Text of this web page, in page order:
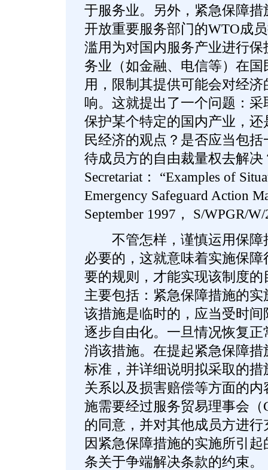
于服务业。另外，紧急保障
开放重要服务部门的WTO成
滥用为对国内服务产业进行
务业（如金融、电信等）在
用，限制其提供可能会对经
响。这就提出了一个问题：
保护某个特定的国内产业，
民经济的观点？是否应当包括
待成员方的自由裁量权去解决
Secretariat： “Examples of
Emergency Safeguard Action
September 1997， S/WPGR/
不管怎样，谨慎运用保障
必要的，这就意味着实施保
要的规则，才能实现该制度
主要包括：紧急保障措施的
该措施是临时的，应当受时
逐步自由化。一旦情况恢复
消该措施。在提起紧急保障
标准，并详细说明拟采取的
关系以及损害赔偿等方面的
施需要经过服务贸易理事会（
的同意，并对其他成员方进
因紧急保障措施的实施所引起
条关于争端解决条款的约束。